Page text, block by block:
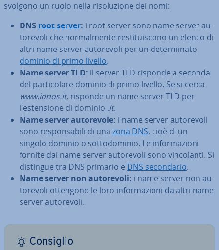
svolgono un ruolo nella ri­so­lu­zio­ne dei nomi:
DNS root server: i root server sono name server au­
to­re­vo­li che nor­mal­men­te re­sti­tui­sco­no un elenco di
altri name server au­to­re­vo­li per un de­ter­mi­na­to
dominio di primo livello.
Name server TLD: il server TLD risponde a seconda
del par­ti­co­la­re dominio di primo livello. Se si cerca
www.ionos.it, risponde un name server TLD per
l’esten­sio­ne di dominio .it.
Name server au­to­re­vo­le: i name server au­to­re­vo­li
sono re­spon­sa­bi­li di una zona DNS, cioè di un
singolo dominio o sot­to­do­mi­nio. Le in­for­ma­zio­ni
fornite dai name server au­to­re­vo­li sono vin­co­lan­ti. Si
distingue tra DNS primario e DNS se­con­da­rio.
Name server non au­to­re­vo­li: i name server non au­
to­re­vo­li ottengono le loro in­for­ma­zio­ni da altri name
server au­to­re­vo­li.
Consiglio